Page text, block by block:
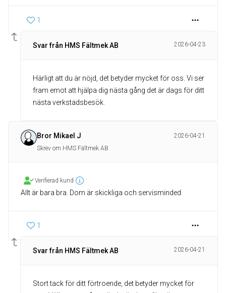
1
Svar från HMS Fältmek AB 2026-04-23
Härligt att du är nöjd, det betyder mycket för oss. Vi ser
fram emot att hjälpa dig nästa gång det är dags för ditt
nästa verkstadsbesök.
Bror Mikael J
2026-04-21
Skrev om HMS Fältmek AB
Verifierad kund
Allt är bara bra. Dom är skickliga och servisminded
1
Svar från HMS Fältmek AB 2026-04-21
Stort tack för ditt förtroende, det betyder mycket för